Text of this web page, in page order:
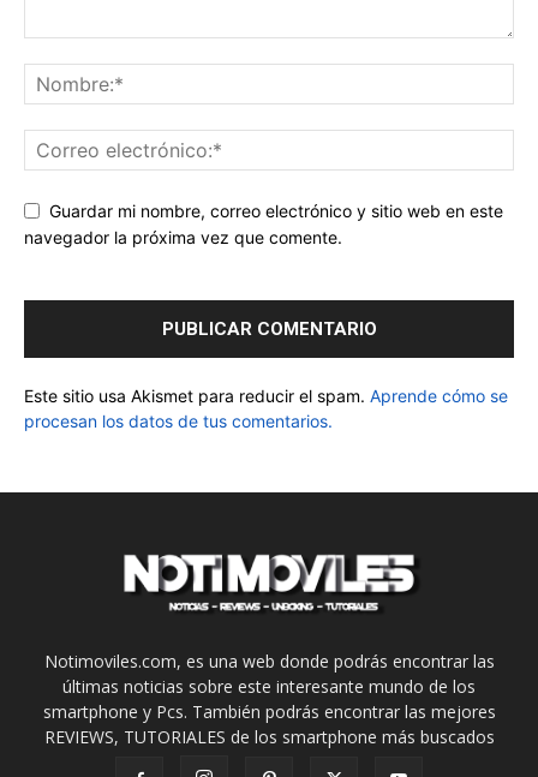
Guardar mi nombre, correo electrónico y sitio web en este
navegador la próxima vez que comente.
Este sitio usa Akismet para reducir el spam. Aprende cómo se
procesan los datos de tus comentarios.
Notimoviles.com, es una web donde podrás encontrar las
últimas noticias sobre este interesante mundo de los
smartphone y Pcs. También podrás encontrar las mejores
REVIEWS, TUTORIALES de los smartphone más buscados